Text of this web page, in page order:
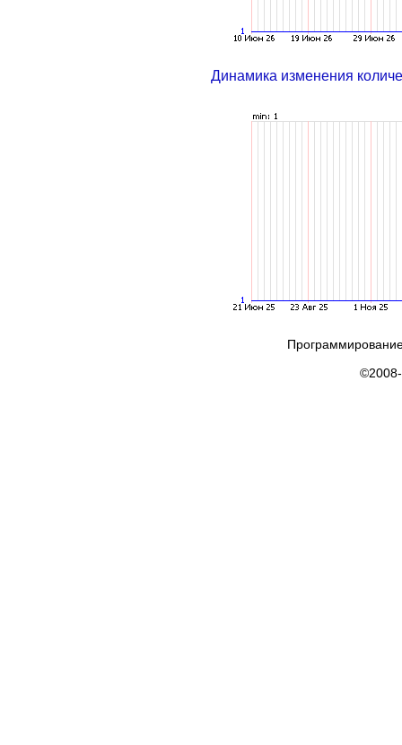
Динамика изменения